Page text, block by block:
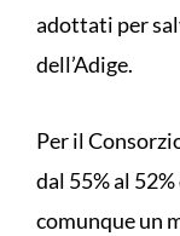
adottati per
dell’Adige.
Per il
dal 55% al
comunque un